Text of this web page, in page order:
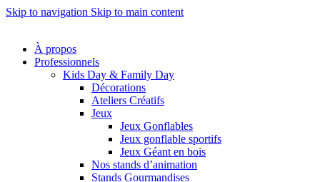
Skip to navigation Skip to main content
À propos
Professionnels
Kids Day & Family Day
Décorations
Ateliers Créatifs
Jeux
Jeux Gonflables
Jeux gonflable sportifs
Jeux Géant en bois
Nos stands d’animation
Stands Gourmandises